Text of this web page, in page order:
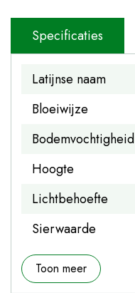
Specificaties
Latijnse naam
Bloeiwijze
Bodemvochtigheid
Hoogte
Lichtbehoefte
Sierwaarde
Toon meer